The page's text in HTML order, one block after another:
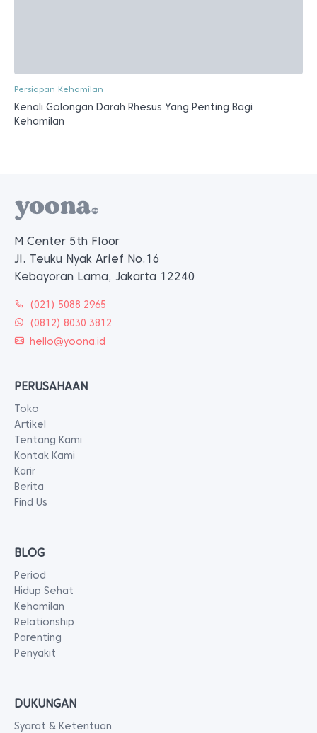
Persiapan Kehamilan
Kenali Golongan Darah Rhesus Yang Penting Bagi
Kehamilan
M Center 5th Floor
Jl. Teuku Nyak Arief No.16
Kebayoran Lama, Jakarta 12240
(021) 5088 2965
(0812) 8030 3812
hello@yoona.id
PERUSAHAAN
Toko
Artikel
Tentang Kami
Kontak Kami
Karir
Berita
Find Us
BLOG
Period
Hidup Sehat
Kehamilan
Relationship
Parenting
Penyakit
DUKUNGAN
Syarat & Ketentuan